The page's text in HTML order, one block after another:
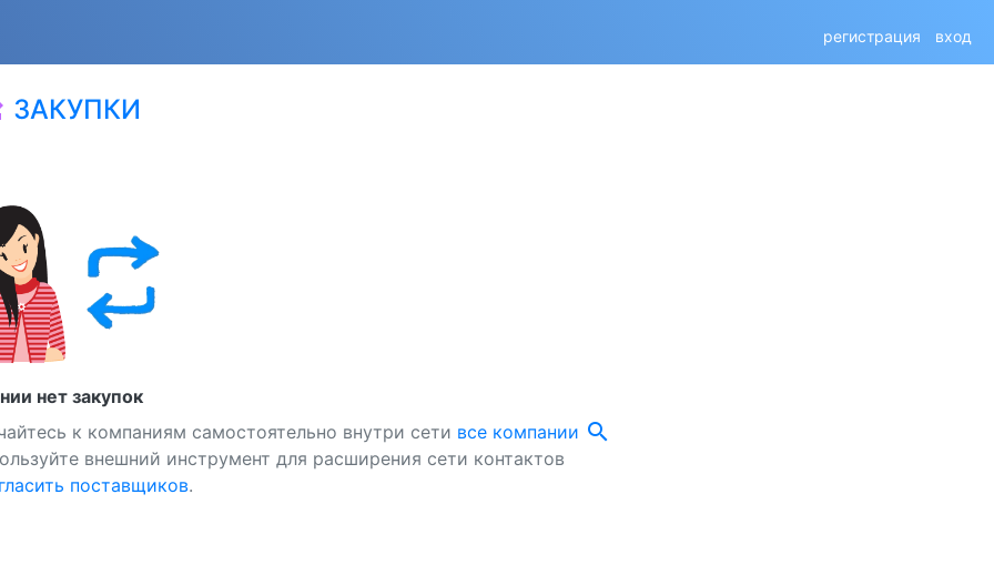
регистрация вход
ЗАКУПКИ
нет закупок
к компаниям самостоятельно внутри сети все компании search
внешний инструмент для расширения сети контактов
поставщиков.